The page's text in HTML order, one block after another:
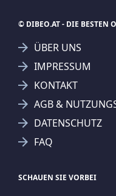
SUCHAGENT
AKTUELLEN
Ich stimme der
© DIBEO.AT - DIE BESTEN
ÜBER UNS
IMPRESSUM
KONTAKT
AGB &
DATENSCHUTZ
FAQ
SCHAUEN SIE VORBEI